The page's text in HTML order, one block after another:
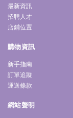
最新資訊
招聘人才
店鋪位置
購物資訊
新手指南
訂單追蹤
運送條款
網站聲明